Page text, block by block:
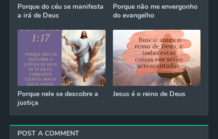
Porque do céu se manifesta
a irá de Deus
Porque não me envergonho
do evangelho
Porque nele se descobre a
justiça
Jesus é o reino de Deus
POST A COMMENT